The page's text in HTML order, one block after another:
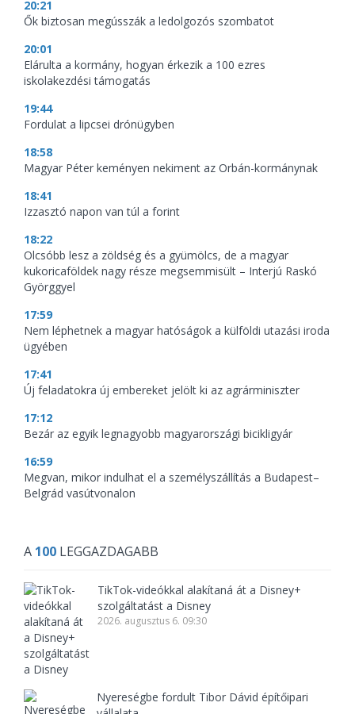
20:21
Ők biztosan megússzák a ledolgozós szombatot
20:01
Elárulta a kormány, hogyan érkezik a 100 ezres
iskolakezdési támogatás
19:44
Fordulat a lipcsei drónügyben
18:58
Magyar Péter keményen nekiment az Orbán-kormánynak
18:41
Izzasztó napon van túl a forint
18:22
Olcsóbb lesz a zöldség és a gyümölcs, de a magyar
kukoricaföldek nagy része megsemmisült – Interjú Raskó
Györggyel
17:59
Nem léphetnek a magyar hatóságok a külföldi utazási iroda
ügyében
17:41
Új feladatokra új embereket jelölt ki az agrárminiszter
17:12
Bezár az egyik legnagyobb magyarországi bicikligyár
16:59
Megvan, mikor indulhat el a személyszállítás a Budapest–
Belgrád vasútvonalon
A 100 LEGGAZDAGABB
TikTok-videókkal alakítaná át a Disney+
szolgáltatást a Disney
2026. augusztus 6. 09:30
Nyereségbe fordult Tibor Dávid építőipari